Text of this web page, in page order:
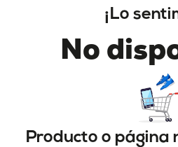
¡Lo
No
Producto o página